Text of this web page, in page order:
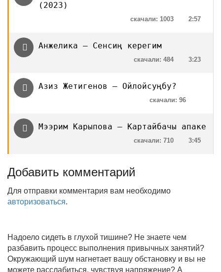
(2023)
2:57
скачали: 1003
Анжелика — Сенсиң керегим
3:23
скачали: 484
Азиз Жетигенов — Ойлойсуңбу?
скачали: 96
Мээрим Карыпова — Картайбачы апаке
3:45
скачали: 710
Добавить комментарий
Для отправки комментария вам необходимо
авторизоваться.
Надоело сидеть в глухой тишине? Не знаете чем
разбавить процесс выполнения привычных занятий?
Окружающий шум нагнетает вашу обстановку и вы не
можете расслабиться, чувствуя напряжение? А